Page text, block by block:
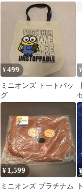
¥499
ミニオンズ トートバッ
グ
¥
¥ 1,599
ミニオンズ プラチナム
¥